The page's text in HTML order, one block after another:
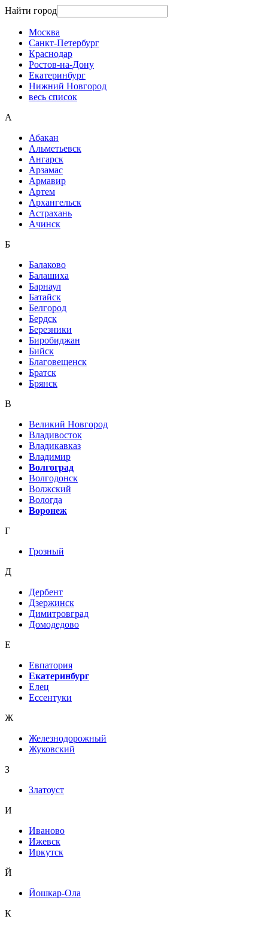
Найти город
Москва
Санкт-Петербург
Краснодар
Ростов-на-Дону
Екатеринбург
Нижний Новгород
весь список
А
Абакан
Альметьевск
Ангарск
Арзамас
Армавир
Артем
Архангельск
Астрахань
Ачинск
Б
Балаково
Балашиха
Барнаул
Батайск
Белгород
Бердск
Березники
Биробиджан
Бийск
Благовещенск
Братск
Брянск
В
Великий Новгород
Владивосток
Владикавказ
Владимир
Волгоград
Волгодонск
Волжский
Вологда
Воронеж
Г
Грозный
Д
Дербент
Дзержинск
Димитровград
Домодедово
Е
Евпатория
Екатеринбург
Елец
Ессентуки
Ж
Железнодорожный
Жуковский
З
Златоуст
И
Иваново
Ижевск
Иркутск
Й
Йошкар-Ола
К